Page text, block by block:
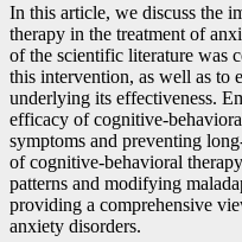
In this article, we discuss the
therapy in the treatment of
of the scientific literature was
this intervention, as well as to
underlying its effectiveness.
efficacy of cognitive-
symptoms and preventing
of cognitive-behavioral
patterns and modifying
providing a comprehensive
anxiety disorders.